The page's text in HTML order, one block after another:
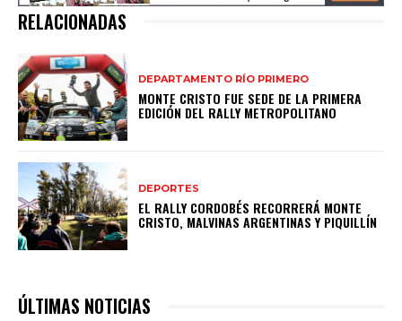
RELACIONADAS
DEPARTAMENTO RÍO PRIMERO
MONTE CRISTO FUE SEDE DE LA PRIMERA
EDICIÓN DEL RALLY METROPOLITANO
DEPORTES
EL RALLY CORDOBÉS RECORRERÁ MONTE
CRISTO, MALVINAS ARGENTINAS Y PIQUILLÍN
ÚLTIMAS NOTICIAS